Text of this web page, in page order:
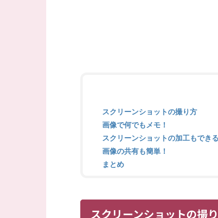
スクリーンショットの撮り方
画像で何でもメモ！
スクリーンショットの加工もできる
画像の共有も簡単！
まとめ
スクリーンショットの撮